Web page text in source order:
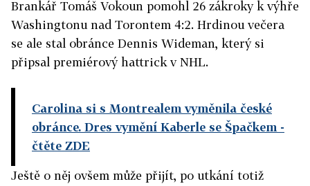
Brankář Tomáš Vokoun pomohl 26 zákroky k výhře
Washingtonu nad Torontem 4:2. Hrdinou večera
se ale stal obránce Dennis Wideman, který si
připsal premiérový hattrick v NHL.
Carolina si s Montrealem vyměnila české
obránce. Dres vymění Kaberle se Špačkem -
čtěte ZDE
Ještě o něj ovšem může přijít, po utkání totiž